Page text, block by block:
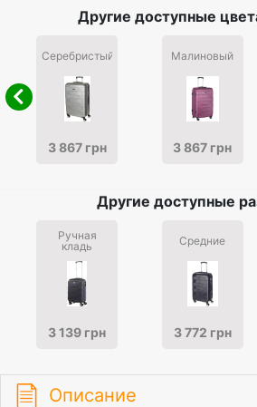
Другие доступные
Серебристый
3 867 грн
Малиновый
3 867 грн
Другие доступные
Ручная
кладь
3 139 грн
Средние
3 772 грн
Описание